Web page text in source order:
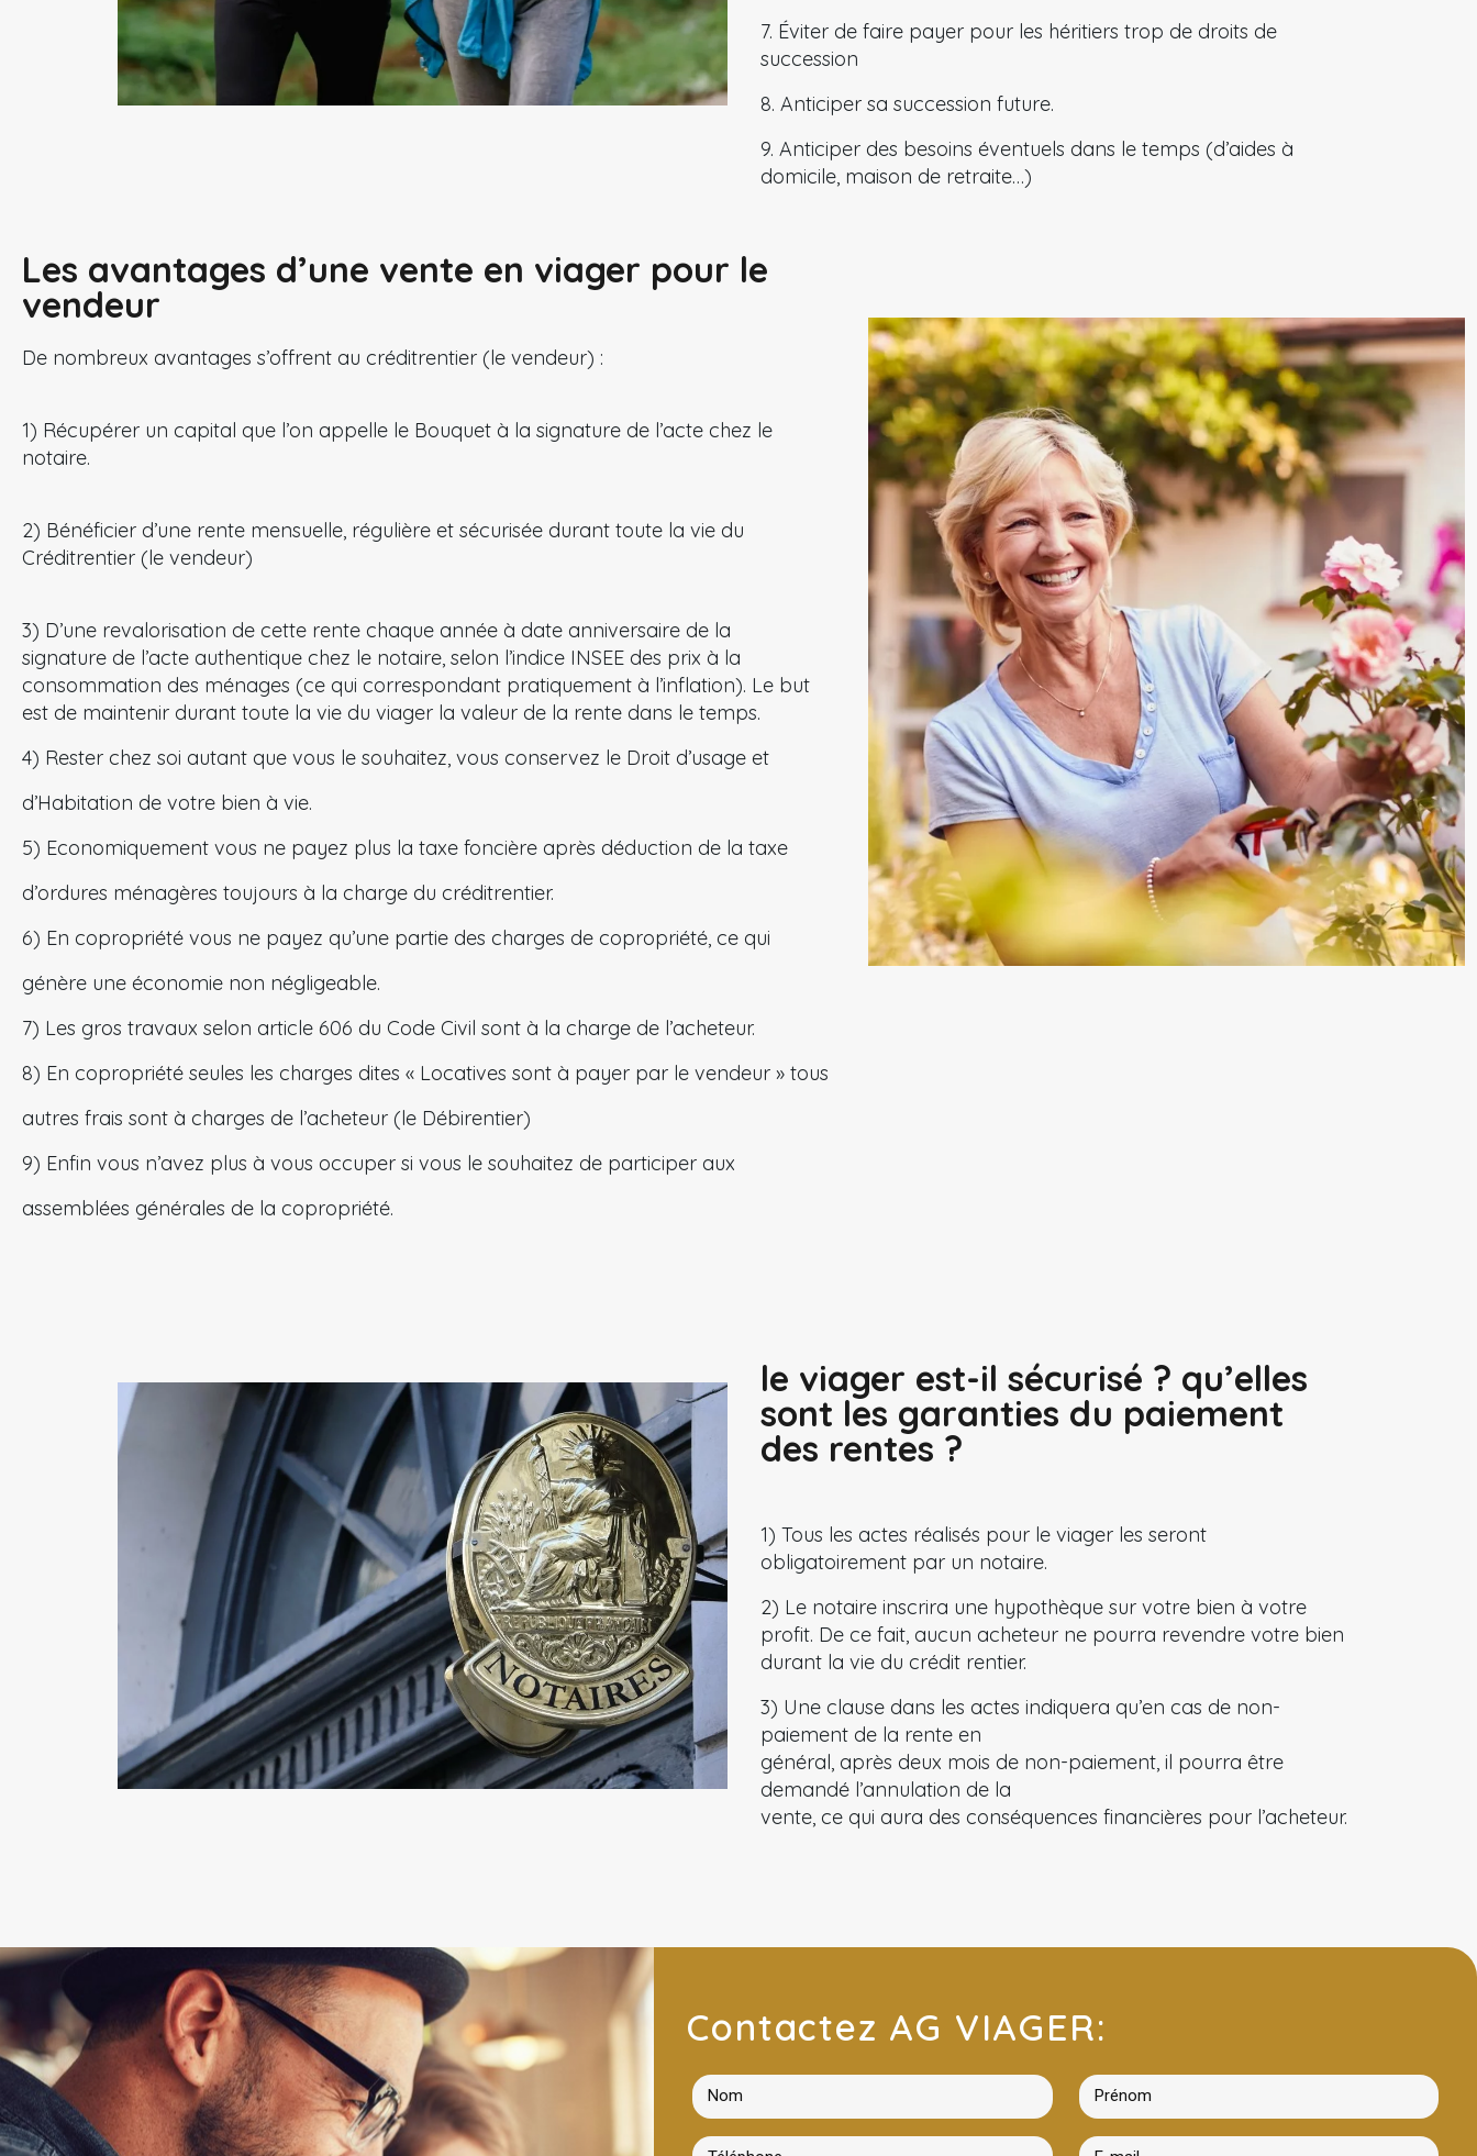
7. Éviter de faire payer pour les héritiers trop de droits de
succession
8. Anticiper sa succession future.
9. Anticiper des besoins éventuels dans le temps (d’aides à
domicile, maison de retraite…)
Les avantages d’une vente en viager pour le
vendeur
De nombreux avantages s’offrent au créditrentier (le vendeur) :
1) Récupérer un capital que l’on appelle le Bouquet à la signature de l’acte chez le
notaire.
2) Bénéficier d’une rente mensuelle, régulière et sécurisée durant toute la vie du
Créditrentier (le vendeur)
3) D’une revalorisation de cette rente chaque année à date anniversaire de la
signature de l’acte authentique chez le notaire, selon l’indice INSEE des prix à la
consommation des ménages (ce qui correspondant pratiquement à l’inflation). Le but
est de maintenir durant toute la vie du viager la valeur de la rente dans le temps.
4) Rester chez soi autant que vous le souhaitez, vous conservez le Droit d’usage et
d’Habitation de votre bien à vie.
5) Economiquement vous ne payez plus la taxe foncière après déduction de la taxe
d’ordures ménagères toujours à la charge du créditrentier.
6) En copropriété vous ne payez qu’une partie des charges de copropriété, ce qui
génère une économie non négligeable.
7) Les gros travaux selon article 606 du Code Civil sont à la charge de l’acheteur.
8) En copropriété seules les charges dites « Locatives sont à payer par le vendeur » tous
autres frais sont à charges de l’acheteur (le Débirentier)
9) Enfin vous n’avez plus à vous occuper si vous le souhaitez de participer aux
assemblées générales de la copropriété.
le viager est-il sécurisé ? qu’elles
sont les garanties du paiement
des rentes ?
1) Tous les actes réalisés pour le viager les seront
obligatoirement par un notaire.
2) Le notaire inscrira une hypothèque sur votre bien à votre
profit. De ce fait, aucun acheteur ne pourra revendre votre bien
durant la vie du crédit rentier.
3) Une clause dans les actes indiquera qu’en cas de non-
paiement de la rente en
général, après deux mois de non-paiement, il pourra être
demandé l’annulation de la
vente, ce qui aura des conséquences financières pour l’acheteur.
Contactez AG VIAGER: